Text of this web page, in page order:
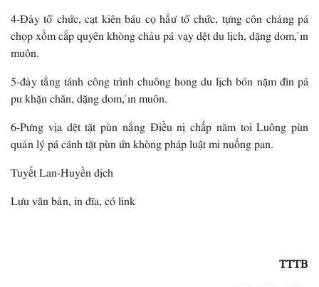
4-Đảy tổ chức, cạt kiên báu cọ hẳư tổ chức, tựng côn chảng pá
chọp xồm cắp quyên khòng chảu pá vạy dệt du lịch, dặng dom, ỉn
muôn.
5-đảy tẳng tánh công trình chuông hong du lịch bón nặm đìn pá
pu khặn chăn, dặng dom, ỉn muôn.
6-Pưng vịa dệt tặt pùn nẳng Điều nị chấp năm toi Luông pùn
quản lý pá cánh tặt pùn ứn khòng pháp luật mi nuống pan.
Tuyết Lan-Huyền dịch
Lưu văn bản, in đĩa, có link
TTTB